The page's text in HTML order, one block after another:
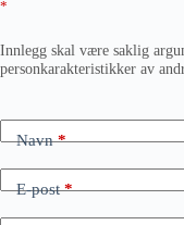
*
Innlegg skal være saklig
personkarakteristikker av
Navn*
E-post*